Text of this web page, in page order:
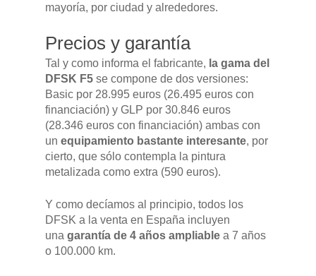
mayoría, por ciudad y alrededores.
Precios y garantía
Tal y como informa el fabricante, la gama del
DFSK F5 se compone de dos versiones:
Basic por 28.995 euros (26.495 euros con
financiación) y GLP por 30.846 euros
(28.346 euros con financiación) ambas con
un equipamiento bastante interesante, por
cierto, que sólo contempla la pintura
metalizada como extra (590 euros).
Y como decíamos al principio, todos los
DFSK a la venta en España incluyen
una garantía de 4 años ampliable a 7 años
o 100.000 km.